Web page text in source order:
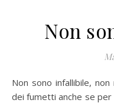
Non
Non sono infallibile, non mi reputo invincibile come gli eroi
dei fumetti anche se